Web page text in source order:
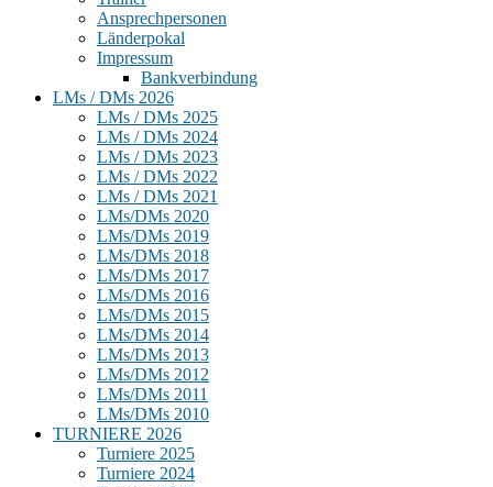
Ansprechpersonen
Länderpokal
Impressum
Bankverbindung
LMs / DMs 2026
LMs / DMs 2025
LMs / DMs 2024
LMs / DMs 2023
LMs / DMs 2022
LMs / DMs 2021
LMs/DMs 2020
LMs/DMs 2019
LMs/DMs 2018
LMs/DMs 2017
LMs/DMs 2016
LMs/DMs 2015
LMs/DMs 2014
LMs/DMs 2013
LMs/DMs 2012
LMs/DMs 2011
LMs/DMs 2010
TURNIERE 2026
Turniere 2025
Turniere 2024